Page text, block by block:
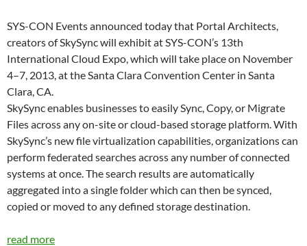
SYS-CON Events announced today that Portal Architects,
creators of SkySync will exhibit at SYS-CON’s 13th
International Cloud Expo, which will take place on November
4–7, 2013, at the Santa Clara Convention Center in Santa
Clara, CA.
SkySync enables businesses to easily Sync, Copy, or Migrate
Files across any on-site or cloud-based storage platform. With
SkySync’s new file virtualization capabilities, organizations can
perform federated searches across any number of connected
systems at once. The search results are automatically
aggregated into a single folder which can then be synced,
copied or moved to any defined storage destination.
read more